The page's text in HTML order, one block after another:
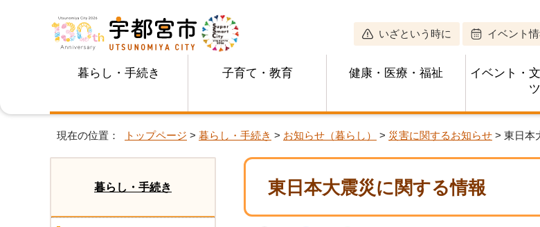
いざという時に イベント
暮らし・手続き 子育て・教育 健康・医療・福祉
イベント・
ツ
現在の位置： トップページ > 暮らし・手続き > お知らせ（暮らし） > 災害に関するお知らせ > 東日本
東日本大震災に関する情報
暮らし・手続き